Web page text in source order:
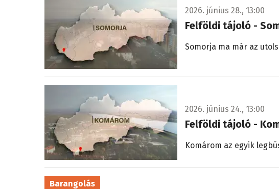
2026. június 28., 13:00
Felföldi tájoló -
Somorja ma már az
2026. június 24., 13:00
Felföldi tájoló -
Komárom az egyik
Barangolás